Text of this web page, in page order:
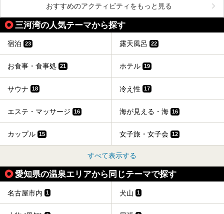
おすすめのアクティビティをもっと見る
三河湾の人気テーマから探す
宿泊 23 露天風呂 22
お食事・食事処 21 ホテル 19
サウナ 18 冷え性 17
エステ・マッサージ 16 海が見える・海 16
カップル 15 女子旅・女子会 12
すべて表示する
愛知県の温泉エリアから同じテーマで探す
名古屋市内 1 犬山 1